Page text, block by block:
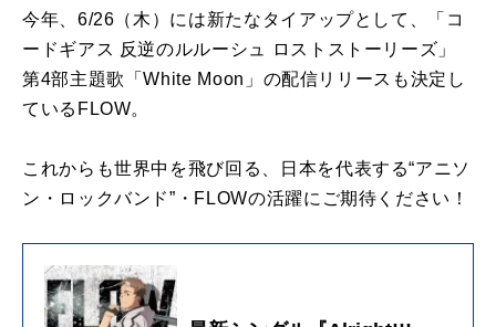
今年、6/26（木）には新たなタイアップとして、「コ
ードギアス 反逆のルルーシュ ロストストーリーズ」
第4部主題歌「White Moon」の配信リリースも決定し
ているFLOW。
これからも世界中を飛び回る、日本を代表する“アニソ
ン・ロックバンド”・FLOWの活躍にご期待ください！